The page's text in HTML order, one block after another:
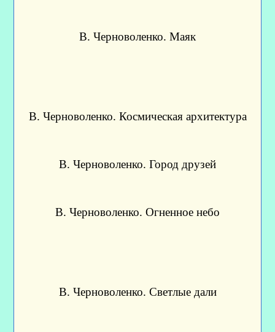
В. Черноволенко. Маяк
В. Черноволенко. Космическая архитектура
В. Черноволенко. Город друзей
В. Черноволенко. Огненное небо
В. Черноволенко. Светлые дали